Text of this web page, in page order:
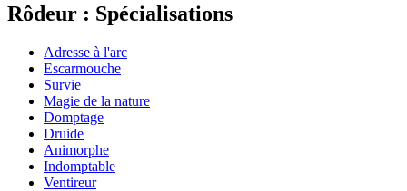
Rôdeur : Spécialisations
Adresse à l'arc
Escarmouche
Survie
Magie de la nature
Domptage
Druide
Animorphe
Indomptable
Ventireur